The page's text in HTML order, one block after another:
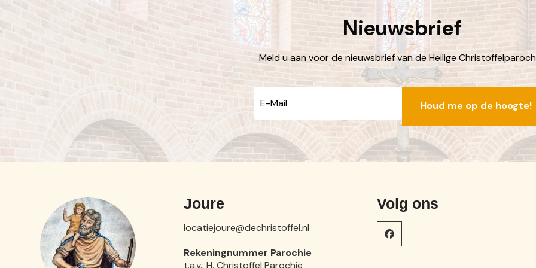
Nieuwsbrief
Meld u aan voor de nieuwsbrief van de Heilige
Joure
locatiejoure@dechristoffel.nl
Rekeningnummer Parochie
t.a.v.: H. Christoffel Parochie
Volg ons